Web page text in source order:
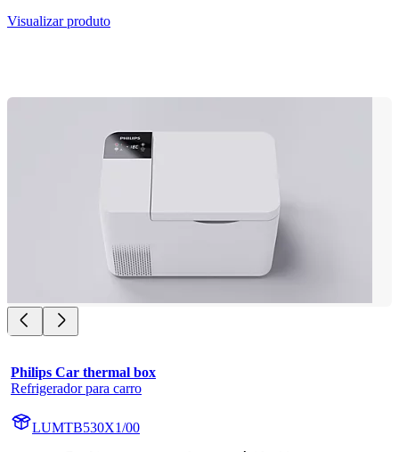
Visualizar produto
Philips Car thermal box
Refrigerador para carro
LUMTB530X1/00